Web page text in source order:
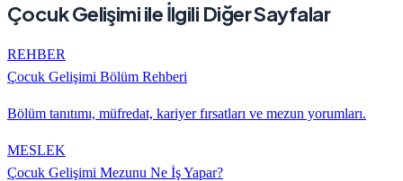
Çocuk Gelişimiile İlgili Diğer Sayfalar
REHBER
Çocuk Gelişimi Bölüm Rehberi
Bölüm tanıtımı, müfredat, kariyer fırsatları ve mezun yorumları.
MESLEK
Çocuk Gelişimi Mezunu Ne İş Yapar?